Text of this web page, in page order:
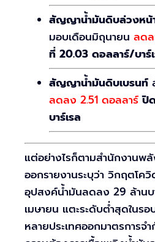
สัญญาน้ำมันดิบล่วงหน้
มอบเดือนมิถุนายน ลด
ที่ 20.03 ดอลลาร์/บาร์
สัญญาน้ำมันดิบเบรนท์
ลดลง 2.51 ดอลลาร์ ปิ
บาร์เรล
แต่อย่างไรก็ตามสำนักงานพ
ออกรายงานระบุว่า วิกฤตโควิ
อุปสงค์น้ำมันลดลง 29 ล้านบ
เมษายน แตะระดับต่ำสุดในร
หลายประเทศออกมาตรการจ